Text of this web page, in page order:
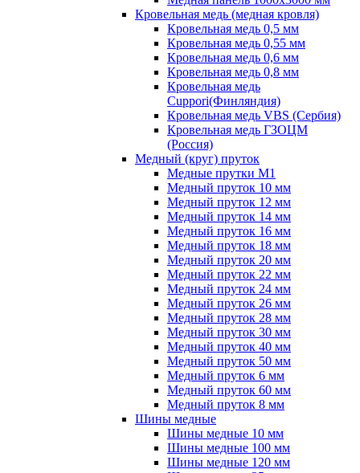
Кровельная медь (медная кровля)
Кровельная медь 0,5 мм
Кровельная медь 0,55 мм
Кровельная медь 0,6 мм
Кровельная медь 0,8 мм
Кровельная медь
Cuppori(Финляндия)
Кровельная медь VBS (Сербия)
Кровельная медь ГЗОЦМ
(Россия)
Медный (круг) пруток
Медные прутки М1
Медный пруток 10 мм
Медный пруток 12 мм
Медный пруток 14 мм
Медный пруток 16 мм
Медный пруток 18 мм
Медный пруток 20 мм
Медный пруток 22 мм
Медный пруток 24 мм
Медный пруток 26 мм
Медный пруток 28 мм
Медный пруток 30 мм
Медный пруток 40 мм
Медный пруток 50 мм
Медный пруток 6 мм
Медный пруток 60 мм
Медный пруток 8 мм
Шины медные
Шины медные 10 мм
Шины медные 100 мм
Шины медные 120 мм